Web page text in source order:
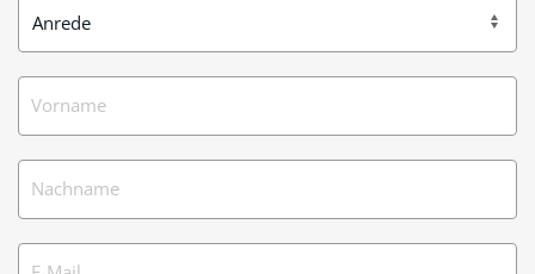
Vorname
Nachname